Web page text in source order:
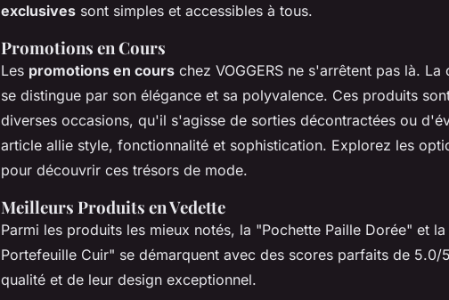
exclusives sont simples et accessibles à tous.
Promotions en Cours
Les promotions en cours chez VOGGERS ne s'arrêtent pas là.
se distingue par son élégance et sa polyvalence. Ces produits
diverses occasions, qu'il s'agisse de sorties décontractées ou
article allie style, fonctionnalité et sophistication. Explorez les
pour découvrir ces trésors de mode.
Meilleurs Produits en Vedette
Parmi les produits les mieux notés, la "Pochette Paille Dorée" et
Portefeuille Cuir" se démarquent avec des scores parfaits de 5.0/
qualité et de leur design exceptionnel.